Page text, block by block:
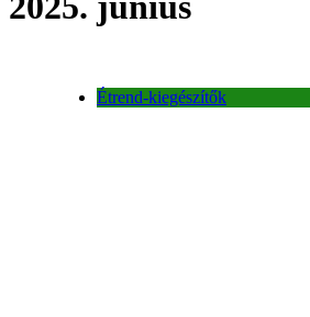
Étrend-kiegészítők